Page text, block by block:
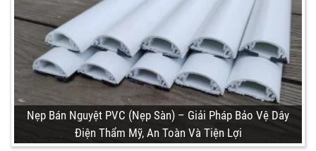
Nẹp Bán Nguyệt PVC (Nẹp Sàn) – Giải Pháp Bảo Vệ Dây
Điện Thẩm Mỹ, An Toàn Và Tiện Lợi